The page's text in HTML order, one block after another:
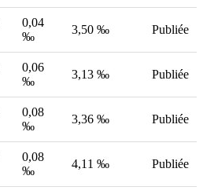
0,04
‰
3,50 ‰ Publiée
0,06
‰
3,13 ‰ Publiée
0,08
‰
3,36 ‰ Publiée
0,08
‰
4,11 ‰ Publiée